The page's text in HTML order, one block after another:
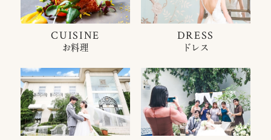
CUISINE
お料理
DRESS
ドレス